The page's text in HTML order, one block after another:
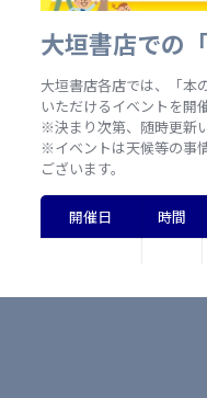
大垣書店での
大垣書店各店では、「本
いただけるイベントを開
※決まり次第、随時更新
※イベントは天候等の事
ございます。
開催日 時間